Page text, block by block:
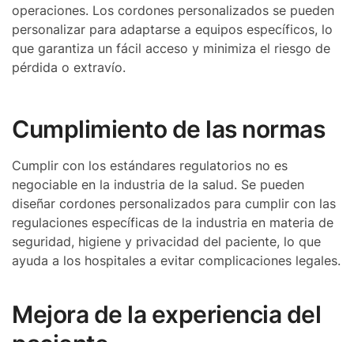
operaciones. Los cordones personalizados se pueden
personalizar para adaptarse a equipos específicos, lo
que garantiza un fácil acceso y minimiza el riesgo de
pérdida o extravío.
Cumplimiento de las normas
Cumplir con los estándares regulatorios no es
negociable en la industria de la salud. Se pueden
diseñar cordones personalizados para cumplir con las
regulaciones específicas de la industria en materia de
seguridad, higiene y privacidad del paciente, lo que
ayuda a los hospitales a evitar complicaciones legales.
Mejora de la experiencia del